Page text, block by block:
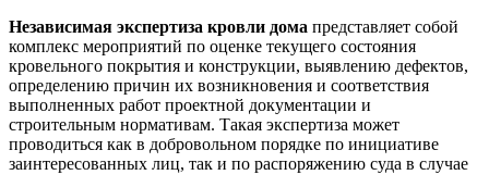
Независимая экспертиза кровли дома представляет собой
комплекс мероприятий по оценке текущего состояния
кровельного покрытия и конструкции, выявлению дефектов,
определению причин их возникновения и соответствия
выполненных работ проектной документации и
строительным нормативам. Такая экспертиза может
проводиться как в добровольном порядке по инициативе
заинтересованных лиц, так и по распоряжению суда в случае